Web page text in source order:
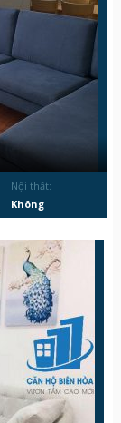
Nội thất:
Không